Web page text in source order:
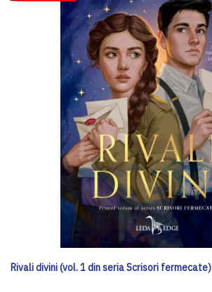
Rivali divini (vol. 1 din seria Scrisori fermecate)